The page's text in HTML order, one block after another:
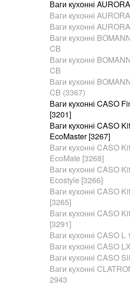
Ваги кухонні
Ваги кухонні
Ваги кухонні
Ваги кухонні
CB
Ваги кухонні
CB
Ваги кухонні
CB (3367)
Ваги кухонні CASO
[3201]
Ваги кухонні CASO
EcoMaster [3267]
Ваги кухонні CASO
EcoMate [3268]
Ваги кухонні CASO
Ecostyle [3266]
Ваги кухонні CASO
[3265]
Ваги кухонні CASO
[3291]
Ваги кухонні CASO L
Ваги кухонні CASO
Ваги кухонні CASO
Ваги кухонні
2943